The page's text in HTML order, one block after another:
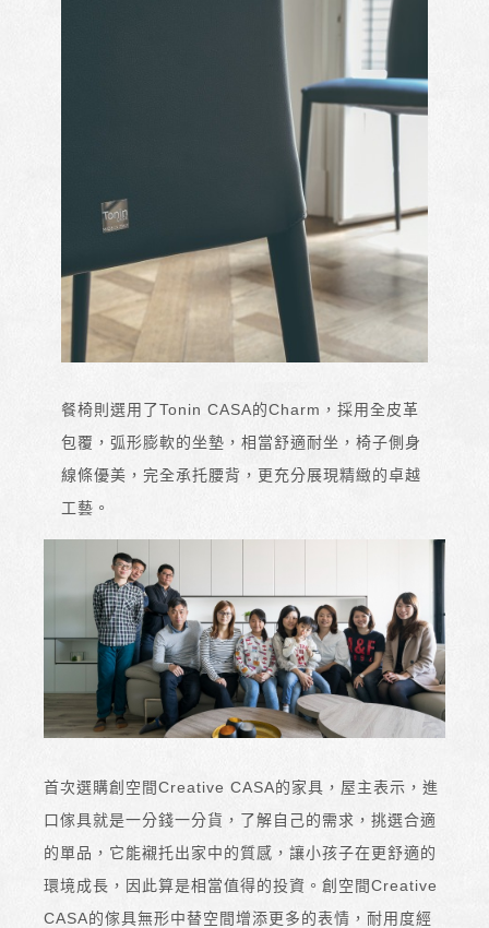
餐椅則選用了Tonin CASA的Charm，採用全皮革
包覆，弧形膨軟的坐墊，相當舒適耐坐，椅子側身
線條優美，完全承托腰背，更充分展現精緻的卓越
工藝。
首次選購創空間Creative CASA的家具，屋主表示，進
口傢具就是一分錢一分貨，了解自己的需求，挑選合適
的單品，它能襯托出家中的質感，讓小孩子在更舒適的
環境成長，因此算是相當值得的投資。創空間Creative
CASA的傢具無形中替空間增添更多的表情，耐用度經